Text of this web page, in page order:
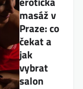
masáž v
Praze: co
čekat a
jak
vybrat
salon